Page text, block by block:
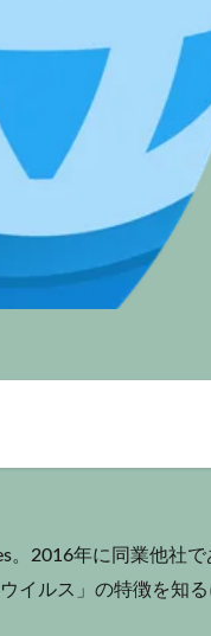
。2016年に同業他社で
イルス」の特徴を知